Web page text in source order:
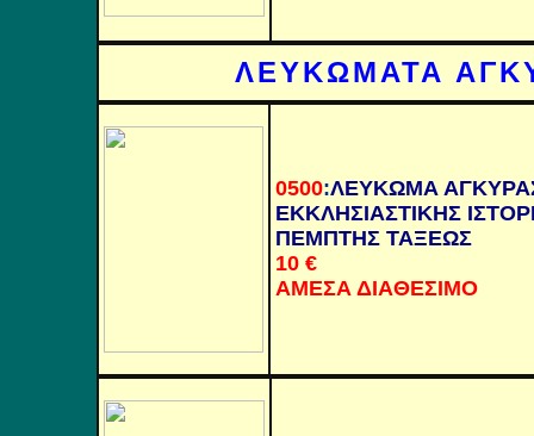
ΛΕΥΚΩΜΑΤΑ
0500:ΛΕΥΚΩΜΑ
ΕΚΚΛΗΣΙΑΣΤΙΚΗΣ
ΠΕΜΠΤΗΣ ΤΑΞΕΩΣ
10 €
ΑΜΕΣΑ ΔΙΑΘΕΣΙΜΟ